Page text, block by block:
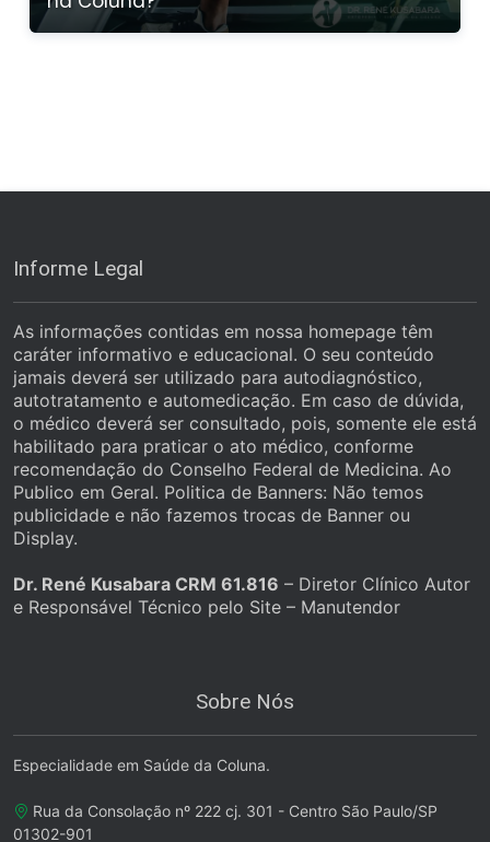
Informe Legal
As informações contidas em nossa homepage têm
caráter informativo e educacional. O seu conteúdo
jamais deverá ser utilizado para autodiagnóstico,
autotratamento e automedicação. Em caso de dúvida,
o médico deverá ser consultado, pois, somente ele está
habilitado para praticar o ato médico, conforme
recomendação do Conselho Federal de Medicina. Ao
Publico em Geral. Politica de Banners: Não temos
publicidade e não fazemos trocas de Banner ou
Display.
Dr. René Kusabara CRM 61.816 – Diretor Clínico Autor
e Responsável Técnico pelo Site – Manutendor
Sobre Nós
Especialidade em Saúde da Coluna.
Rua da Consolação nº 222 cj. 301 - Centro São Paulo/SP
01302-901